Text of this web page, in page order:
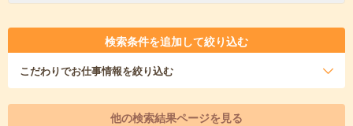
検索条件を追加して絞り込む
こだわりでお仕事情報を絞り込む
他の検索結果ページを見る